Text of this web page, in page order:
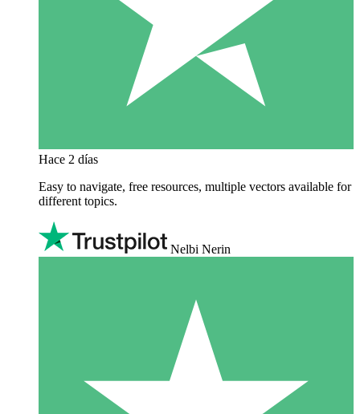
Hace 2 días
Easy to navigate, free resources, multiple vectors available for
different topics.
Nelbi Nerin